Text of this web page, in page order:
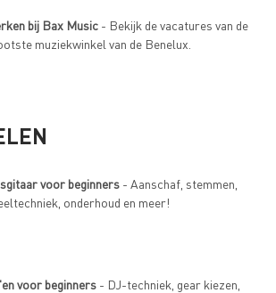
bij Bax Music - Bekijk de vacatures van de
muziekwinkel van de Benelux.
voor beginners - Aanschaf, stemmen,
onderhoud en meer!
voor beginners - DJ-techniek, gear kiezen,